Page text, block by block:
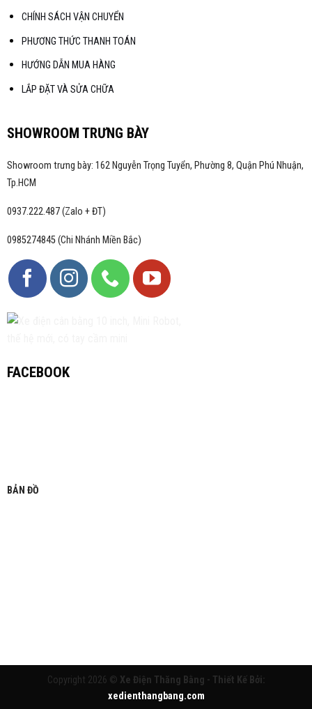
CHÍNH SÁCH VẬN CHUYỂN
PHƯƠNG THỨC THANH TOÁN
HƯỚNG DẪN MUA HÀNG
LẮP ĐẶT VÀ SỬA CHỮA
SHOWROOM TRƯNG BÀY
Showroom trưng bày: 162 Nguyễn Trọng Tuyển, Phường 8, Quận Phú Nhuận,
Tp.HCM
0937.222.487 (Zalo + ĐT)
0985274845 (Chi Nhánh Miền Bắc)
FACEBOOK
BẢN ĐỒ
Copyright 2026 © Xe Điện Thăng Bằng - Thiết Kế Bởi:
xedienthangbang.com